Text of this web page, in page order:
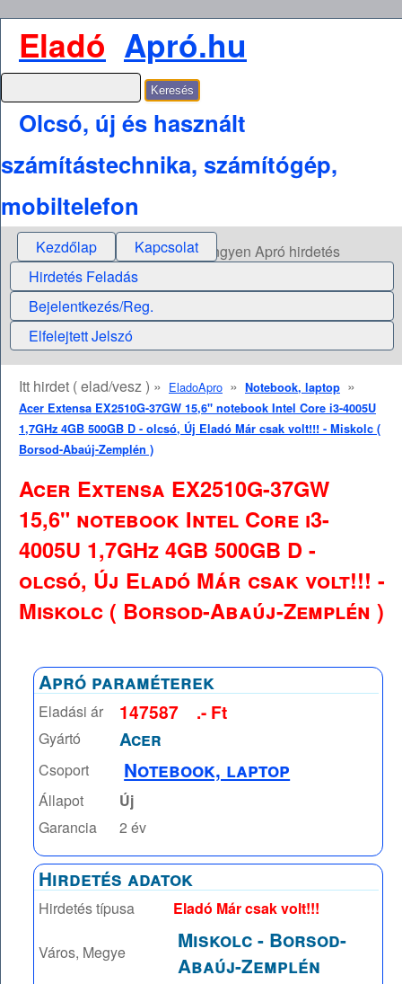
Eladó Apró.hu
Olcsó, új és használt
számítástechnika, számítógép,
mobiltelefon
Kezdőlap Kapcsolat
Ingyen Apró hirdetés
Hirdetés Feladás
Bejelentkezés/Reg.
Elfelejtett Jelszó
Itt hirdet ( elad/vesz ) » EladoApro » Notebook, laptop »
Acer Extensa EX2510G-37GW 15,6" notebook Intel Core i3-4005U
1,7GHz 4GB 500GB D - olcsó, Új Eladó Már csak volt!!! - Miskolc (
Borsod-Abaúj-Zemplén )
Acer Extensa EX2510G-37GW
15,6" notebook Intel Core i3-
4005U 1,7GHz 4GB 500GB D -
olcsó, Új Eladó Már csak volt!!! -
Miskolc ( Borsod-Abaúj-Zemplén )
Apró paraméterek
Eladási ár 147587 .- Ft
Gyártó Acer
Csoport Notebook, laptop
Állapot
Új
Garancia
2 év
Hirdetés adatok
Hirdetés típusa Eladó Már csak volt!!!
Város, Megye Miskolc- Borsod-
Abaúj-Zemplén